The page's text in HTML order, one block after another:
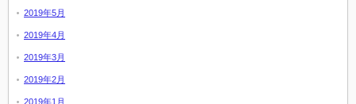
2019年5月
2019年4月
2019年3月
2019年2月
2019年1月